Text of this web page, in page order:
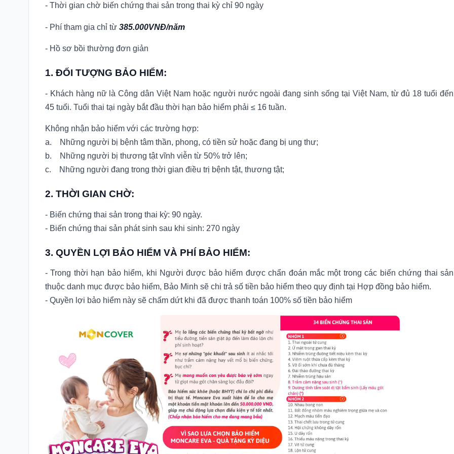
- Thời gian chờ biến chứng thai sản trong thai kỳ chỉ 90 ngày
- Phí tham gia chỉ từ 385.000VNĐ/năm
- Hồ sơ bồi thường đơn giản
1. ĐỐI TƯỢNG BẢO HIỂM:
- Khách hàng nữ là Công dân Việt Nam hoặc người nước ngoài đang sinh sống tại Việt Nam, từ đủ 18 tuổi đến
45 tuổi. Tuổi thai tại ngày bắt đầu thời hạn bảo hiểm phải ≤ 16 tuần.
Không nhận bảo hiểm với các trường hợp:
a. Những người bị bệnh tâm thần, phong, có tiền sử hoặc đang bị ung thư;
b. Những người bị thương tật vĩnh viễn từ 50% trở lên;
c. Những người đang trong thời gian điều trị bệnh tật, thương tật;
2. THỜI GIAN CHỜ:
- Biến chứng thai sản trong thai kỳ: 90 ngày.
- Biến chứng thai sản phát sinh sau khi sinh: 270 ngày
3. QUYỀN LỢI BẢO HIỂM VÀ PHÍ BẢO HIỂM:
- Trong thời hạn bảo hiểm, khi Người được bảo hiểm được chẩn đoán mắc một trong các biến chứng thai sản
thuộc danh mục được bảo hiểm, Bảo Minh sẽ chi trả số tiền bảo hiểm theo quy định tại Hợp đồng bảo hiểm.
- Quyền lợi bảo hiểm này sẽ chấm dứt khi đã được thanh toán 100% số tiền bảo hiểm